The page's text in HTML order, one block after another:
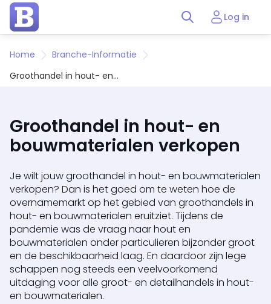
Log in
Home
Branche-Informatie
Groothandel in hout- en
Groothandel in hout- en
bouwmaterialen verkopen
Je wilt jouw groothandel in hout- en bouwmaterialen
verkopen? Dan is het goed om te weten hoe de
overnamemarkt op het gebied van groothandels in
hout- en bouwmaterialen eruitziet. Tijdens de
pandemie was de vraag naar hout en
bouwmaterialen onder particulieren bijzonder groot
en de beschikbaarheid laag. En daardoor zijn lege
schappen nog steeds een veelvoorkomend
uitdaging voor alle groot- en detailhandels in hout-
en bouwmaterialen.